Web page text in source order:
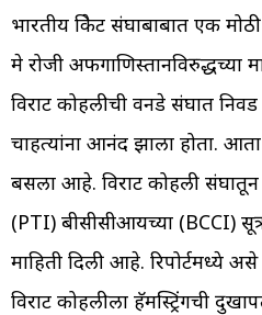
भारतीय क्रिकेट संघाबाबात एक
मे रोजी अफगाणिस्तानविरुद्धच्या
विराट कोहलीची वनडे संघात
चाहत्यांना आनंद झाला होता.
बसला आहे. विराट कोहली
(PTI) बीसीसीआयच्या (BCCI)
माहिती दिली आहे. रिपोर्टमध्ये
विराट कोहलीला हॅमस्ट्रिंगची